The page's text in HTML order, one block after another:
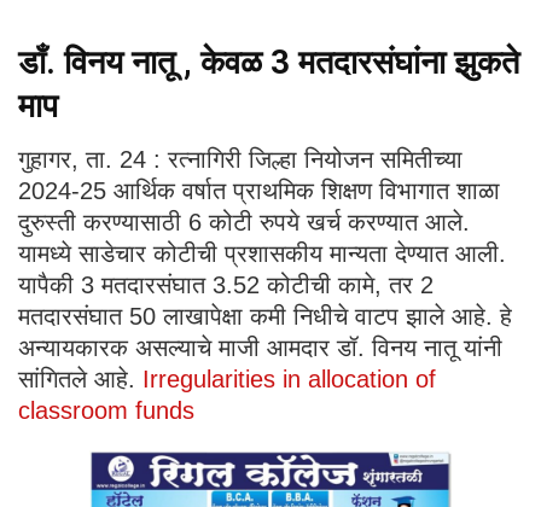
डाँ. विनय नातू , केवळ 3 मतदारसंघांना झुकते
माप
गुहागर, ता. 24 : रत्नागिरी जिल्हा नियोजन समितीच्या
2024-25 आर्थिक वर्षात प्राथमिक शिक्षण विभागात शाळा
दुरुस्ती करण्यासाठी 6 कोटी रुपये खर्च करण्यात आले.
यामध्ये साडेचार कोटीची प्रशासकीय मान्यता देण्यात आली.
यापैकी 3 मतदारसंघात 3.52 कोटीची कामे, तर 2
मतदारसंघात 50 लाखापेक्षा कमी निधीचे वाटप झाले आहे. हे
अन्यायकारक असल्याचे माजी आमदार डॉ. विनय नातू यांनी
सांगितले आहे. Irregularities in allocation of
classroom funds